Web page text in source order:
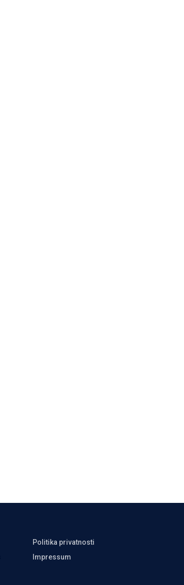
Politika privatnosti
Impressum